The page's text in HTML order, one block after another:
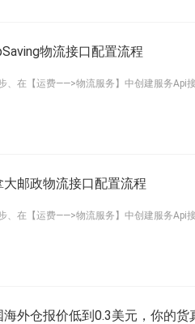
物流接口配置流程
、在【运费——>物流服务】中创建服务Api
大邮政物流接口配置流程
、在【运费——>物流服务】中创建服务Api
海外仓报价低到0.3美元，你的货